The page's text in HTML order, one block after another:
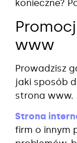
konieczne?
www
Prowadzisz
jaki sposób
strona www.
Strona
firm o innym